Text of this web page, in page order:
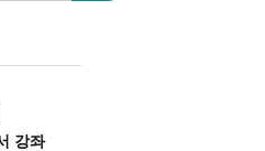
강좌